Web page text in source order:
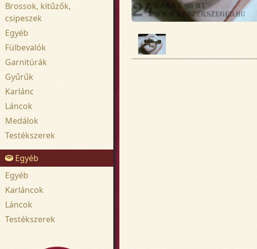
Brossok, kitűzők,
csipeszek
Egyéb
Fülbevalók
Garnitúrák
Gyűrűk
Karlánc
Láncok
Medálok
Testékszerek
Egyéb
Egyéb
Karláncok
Láncok
Testékszerek